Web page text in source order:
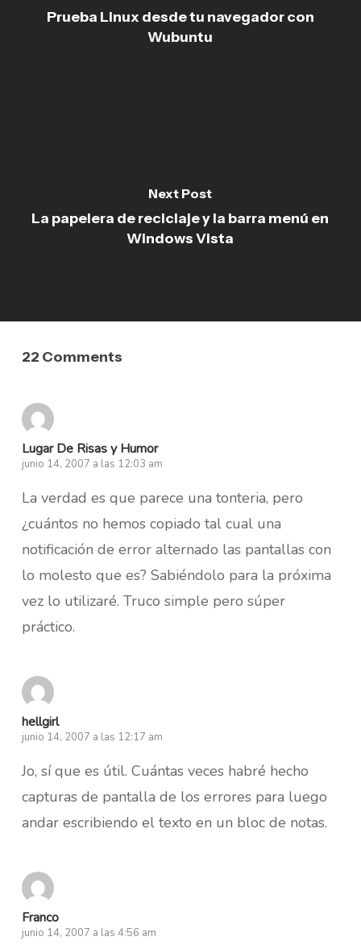
Prueba Linux desde tu navegador con
Wubuntu
Next Post
La papelera de reciclaje y la barra menú en
Windows Vista
22 Comments
Lugar De Risas y Humor
junio 14, 2007 a las 12:03 am
La verdad es que parece una tonteria, pero
¿cuántos no hemos copiado tal cual una
notificación de error alternado las pantallas con
lo molesto que es? Sabiéndolo para la próxima
vez lo utilizaré. Truco simple pero súper
práctico.
hellgirl
junio 14, 2007 a las 12:17 am
Jo, sí que es útil. Cuántas veces habré hecho
capturas de pantalla de los errores para luego
andar escribiendo el texto en un bloc de notas.
Franco
junio 14, 2007 a las 4:56 am